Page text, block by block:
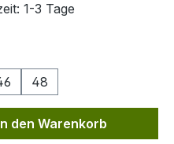
1-3 Tage
48
den
den Warenkorb